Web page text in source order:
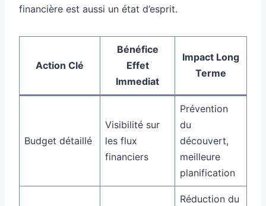
financière est aussi un état d’esprit.
Action Clé
Bénéfice
Effet
Immediat
Impact Long
Terme
Budget détaillé
Visibilité sur
les flux
financiers
Prévention
du
découvert,
meilleure
planification
Réduction du